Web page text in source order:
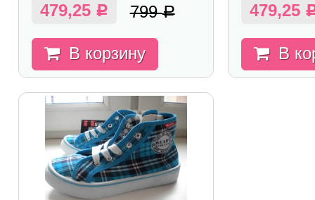
479,25 Р 799Р
В корзину
479,25
В